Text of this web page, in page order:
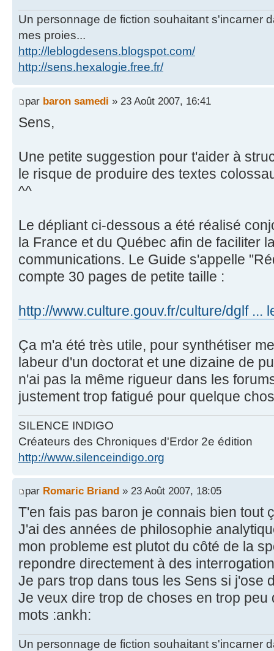
Un personnage de fiction souhaitant s'incarner
mes proies...
http://leblogdesens.blogspot.com/
http://sens.hexalogie.free.fr/
par baron samedi » 23 Août 2007, 16:41
Sens,
Une petite suggestion pour t'aider à
le risque de produire des textes
^^
Le dépliant ci-dessous a été réalisé
la France et du Québec afin de faciliter
communications. Le Guide s'appelle
compte 30 pages de petite taille :
http://www.culture.gouv.fr/culture/dglf ...
Ça m'a été très utile, pour synthétiser
labeur d'un doctorat et une dizaine de
n'ai pas la même rigueur dans les
justement trop fatigué pour quelque
SILENCE INDIGO
Créateurs des Chroniques d'Erdor 2e édition
http://www.silenceindigo.org
par Romaric Briand » 23 Août 2007, 18:05
T'en fais pas baron je connais bien tout
J'ai des années de philosophie
mon probleme est plutot du côté de la
repondre directement à des
Je pars trop dans tous les Sens si j'ose
Je veux dire trop de choses en trop peu
mots :ankh:
Un personnage de fiction souhaitant s'incarner